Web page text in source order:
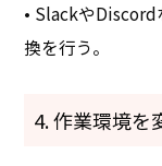
• Slackや
換を行う。
4. 作業環境を